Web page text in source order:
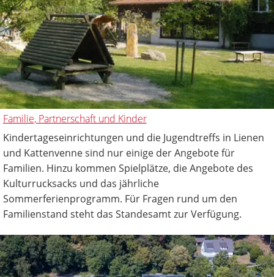
Familie, Partnerschaft und Kinder
Kindertageseinrichtungen und die Jugendtreffs in Lienen
und Kattenvenne sind nur einige der Angebote für
Familien. Hinzu kommen Spielplätze, die Angebote des
Kulturrucksacks und das jährliche
Sommerferienprogramm. Für Fragen rund um den
Familienstand steht das Standesamt zur Verfügung.